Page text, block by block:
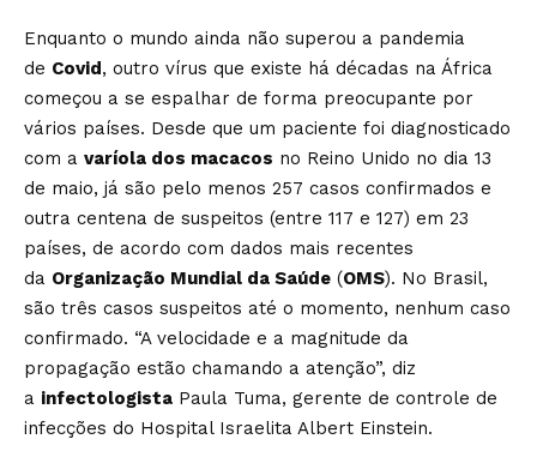
Enquanto o mundo ainda não superou a pandemia
de Covid , outro vírus que existe há décadas na África
começou a se espalhar de forma preocupante por
vários países. Desde que um paciente foi diagnosticado
com a varíola dos macacos no Reino Unido no dia 13
de maio, já são pelo menos 257 casos confirmados e
outra centena de suspeitos (entre 117 e 127) em 23
países, de acordo com dados mais recentes
da Organização Mundial da Saúde (OMS). No Brasil,
são três casos suspeitos até o momento, nenhum caso
confirmado. “A velocidade e a magnitude da
propagação estão chamando a atenção”, diz
a infectologista Paula Tuma, gerente de controle de
infecções do Hospital Israelita Albert Einstein.